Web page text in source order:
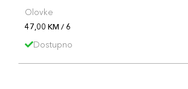
Olovke
47,00 KM / 6
Dostupno